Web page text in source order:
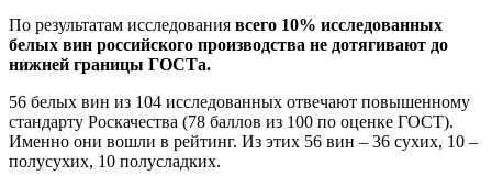
По результатам исследования всего 10% исследованных
белых вин российского производства не дотягивают до
нижней границы ГОСТа.
56 белых вин из 104 исследованных отвечают повышенному
стандарту Роскачества (78 баллов из 100 по оценке ГОСТ).
Именно они вошли в рейтинг. Из этих 56 вин – 36 сухих, 10 –
полусухих, 10 полусладких.